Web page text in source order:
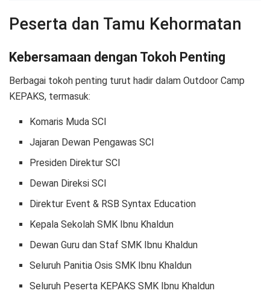
Peserta dan Tamu Kehormatan
Kebersamaan dengan Tokoh Penting
Berbagai tokoh penting turut hadir dalam Outdoor Camp
KEPAKS, termasuk:
Komaris Muda SCI
Jajaran Dewan Pengawas SCI
Presiden Direktur SCI
Dewan Direksi SCI
Direktur Event & RSB Syntax Education
Kepala Sekolah SMK Ibnu Khaldun
Dewan Guru dan Staf SMK Ibnu Khaldun
Seluruh Panitia Osis SMK Ibnu Khaldun
Seluruh Peserta KEPAKS SMK Ibnu Khaldun